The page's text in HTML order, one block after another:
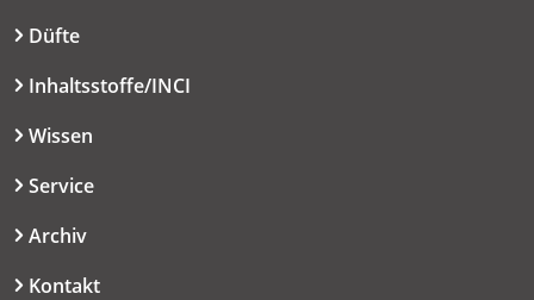
Düfte
Inhaltsstoffe/INCI
Wissen
Service
Archiv
Kontakt